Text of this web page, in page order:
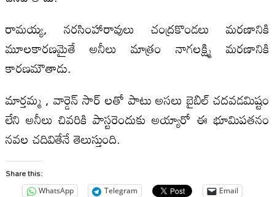
రామయ్య, నరసింహారావులు చంద్రకొండలు మరణానికి
మూలకారణమైతే అనీలు మాత్రం నాగలక్ష్మి మరణానికి
కారణమౌతాడు.
మార్తమ్మ , వార్డెన్ సార్ లతో పాటు అసలు బైబిల్ చదవడమిష్టం
లేని అనీలు చివరికి పాస్టరెందుకు అయ్యారో ఈ భూమిపతనం
నవల చదివితేనే తెలుస్తుంది.
Share this:
WhatsApp Telegram
Email